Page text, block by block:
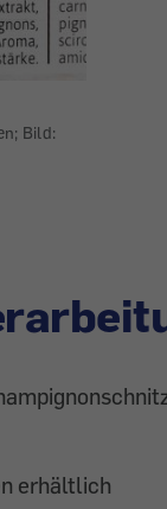
Bild:
erhältlich